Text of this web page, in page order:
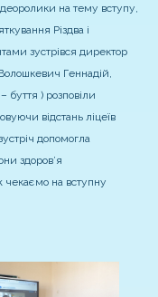
на тему вступу,
Різдва і
зустрівся директор
Геннадій,
буття ) розповіли
відстань ліцеїв
допомогла
здоров’я
чекаємо на вступну